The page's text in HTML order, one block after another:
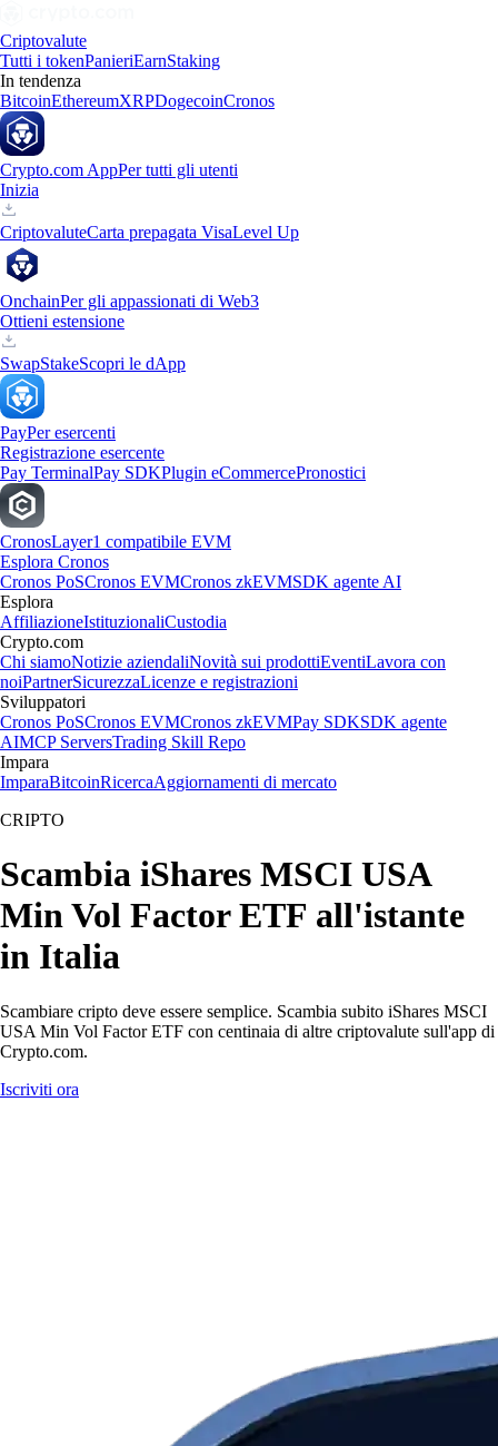
Criptovalute
Tutti i tokenPanieriEarnStaking
In tendenza
BitcoinEthereumXRPDogecoinCronos
Crypto.com AppPer tutti gli utenti
Inizia
CriptovaluteCarta prepagata VisaLevel Up
OnchainPer gli appassionati di Web3
Ottieni estensione
SwapStakeScopri le dApp
PayPer esercenti
Registrazione esercente
Pay TerminalPay SDKPlugin eCommercePronostici
CronosLayer1 compatibile EVM
Esplora Cronos
Cronos PoSCronos EVMCronos zkEVMSDK agente AI
Esplora
AffiliazioneIstituzionaliCustodia
Crypto.com
Chi siamoNotizie aziendaliNovità sui prodottiEventiLavora con
noiPartnerSicurezzaLicenze e registrazioni
Sviluppatori
Cronos PoSCronos EVMCronos zkEVMPay SDKSDK agente
AIMCP ServersTrading Skill Repo
Impara
ImparaBitcoinRicercaAggiornamenti di mercato
CRIPTO
Scambia iShares MSCI USA
Min Vol Factor ETF all'istante
in Italia
Scambiare cripto deve essere semplice. Scambia subito iShares MSCI
USA Min Vol Factor ETF con centinaia di altre criptovalute sull'app di
Crypto.com.
Iscriviti ora